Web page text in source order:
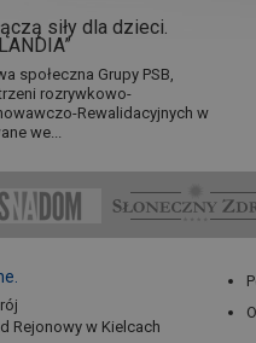
siły dla dzieci.
społeczna Grupy PSB,
rozrywkowo-
Rewalidacyjnych w
we...
Rejonowy w Kielcach